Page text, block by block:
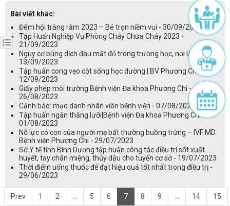
Bài viết khác:
Đêm hội trăng rằm 2023 – Bé trọn niềm vui - 30/09/2023
Tập Huấn Nghiệp Vụ Phòng Cháy Chữa Cháy 2023 -
21/09/2023
Nguy cơ bùng dịch đau mắt đỏ trong trường học, nơi làm việc -
13/09/2023
Tập huấn cong vẹo cột sống học đường | BV Phương Chi -
12/09/2023
Giấy phép môi trường Bệnh viện Đa khoa Phương Chi -
26/08/2023
Cảnh báo: mạo danh nhân viên bệnh viện - 07/08/2023
Tập huấn ngắn thắng lưỡi|Bệnh viện Đa khoa Phương Chi -
01/08/2023
Nỗ lực có con của người mẹ bất thường buồng trứng – IVF MD
Bệnh viện Phương Chi - 29/07/2023
Sở Y tế tỉnh Bình Dương tập huấn công tác điều trị sốt xuất
huyết, tay chân miệng, thủy đậu cho tuyến cơ sở - 19/07/2023
Thời điểm uống thuốc để đạt hiệu quả tốt nhất trong điều trị -
29/06/2023
Prev 1 2 5 6 7 8 9 14 15